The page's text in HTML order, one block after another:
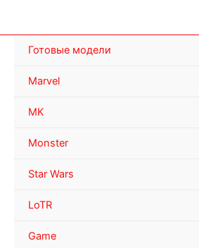
Готовые модели
Marvel
MK
Monster
Star Wars
LoTR
Game